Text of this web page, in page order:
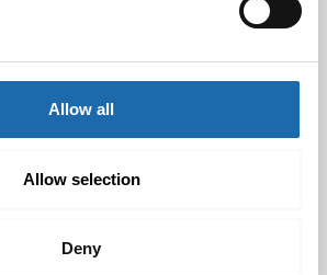
Allow all
Allow selection
Deny
Nahkakalusteiden hoito Softcare aineilla